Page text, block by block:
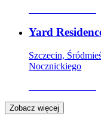
Yard
Szczecin,
Nocznickiego
Zobacz więcej